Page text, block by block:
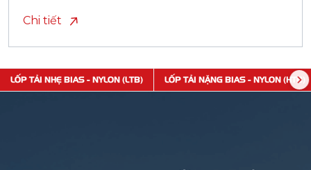
Chi tiết
LỐP TẢI NHẸ BIAS - NYLON (LTB) LỐP TẢI NẶNG BIAS - NYLON (HTB)